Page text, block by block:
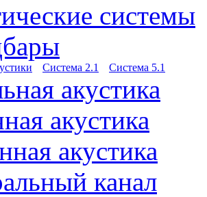
системы
Система 2.1 Система 5.1
акустика
акустика
акустика
канал